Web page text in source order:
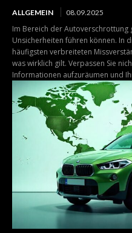
ALLGEMEIN 08.09.2025
Im Bereich der Autoverschrottung
Unsicherheiten führen können. In
häufigsten verbreiteten
was wirklich gilt. Verpassen Sie
Informationen aufzuräumen und